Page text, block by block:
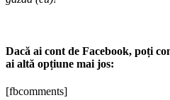
Dacă ai cont de Facebook, poți
ai altă opțiune mai jos:
[fbcomments]